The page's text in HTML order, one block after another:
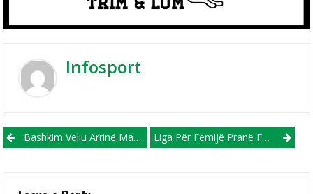
Infosport
Post navigation
Bashkim Veliu Arrinë Marrëveshje Me Besën E Dobërdollit Liga Për Fëmijë Pranë FFM-Së, FC Shkupi Gjenerata 2016 Në Mesin E 8 Skuadrave Më Të Mira Në Vend